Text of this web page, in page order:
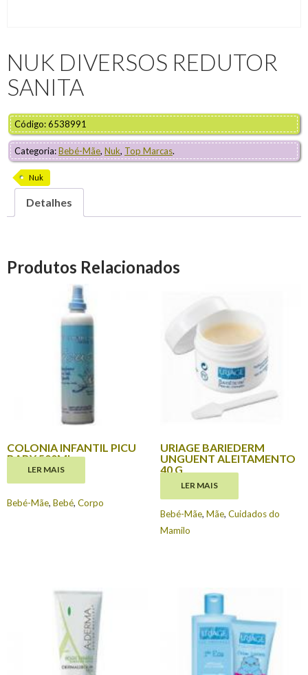
NUK DIVERSOS REDUTOR
SANITA
Código: 6538991
Categoria:Bebé-Mãe, Nuk, Top Marcas.
Nuk
Detalhes
Produtos Relacionados
COLONIA INFANTIL PICU
BABY 500ML
11.15
LER MAIS
Bebé-Mãe, Bebé, Corpo
URIAGE BARIEDERM
UNGUENT ALEITAMENTO
40 G
18.35LER MAIS
Bebé-Mãe, Mãe, Cuidados do
Mamilo